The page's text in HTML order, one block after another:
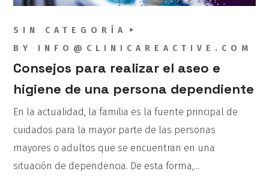
SIN CATEGORÍA
BY INFO@CLINICAREACTIVE.COM
Consejos para realizar el aseo e
higiene de una persona dependiente
En la actualidad, la familia es la fuente principal de
cuidados para la mayor parte de las personas
mayores o adultos que se encuentran en una
situación de dependencia. De esta forma,...